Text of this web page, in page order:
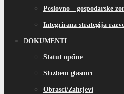
Poslovno – gospodarske
Integrirana strategija
DOKUMENTI
Statut općine
Službeni glasnici
Obrasci/Zahtjevi